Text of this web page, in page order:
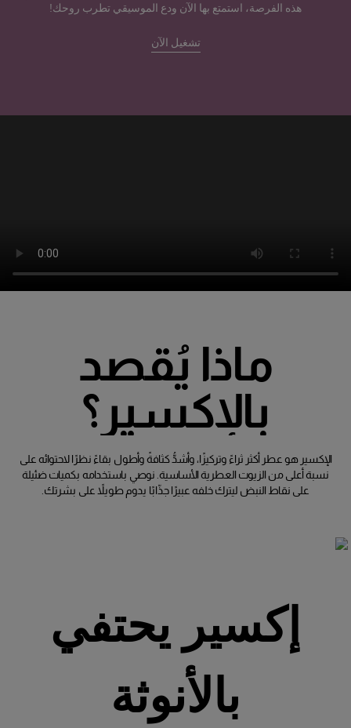
هذه الفرصة، استمتع بها الآن ودع الموسيقي تطرب روحك!
تشغيل الآن
ماذا يُقصد
بالإكسير؟
الإكسير هو عطر أكثر ثراءً وتركيزًا، وأشدُّ كثافةً وأطول بقاءً نظرًا لاحتوائه على
نسبة أعلى من الزيوت العطرية الأساسية. نوصي باستخدامه بكميات ضئيلة
على نقاط النبض ليترك خلفه عبيرًا جذّابًا يدوم طويلاً على بشرتك.
إكسير يحتفي
بالأنوثة